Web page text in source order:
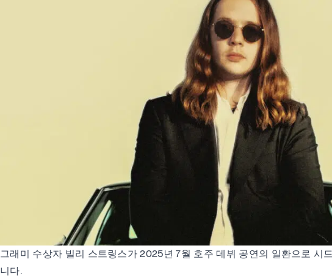
그래미 수상자 빌리 스트링스가 2025년 7월 호주 데뷔 공연의 일환으로 시
니다.